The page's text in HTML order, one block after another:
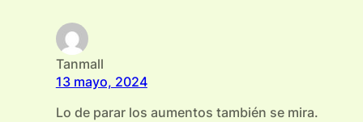
Tanmall
13 mayo, 2024
Lo de parar los aumentos también se mira.